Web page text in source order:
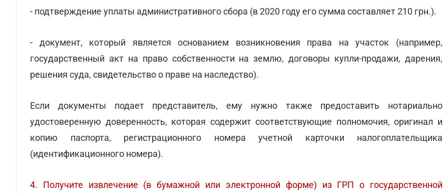
- подтверждение уплаты административного сбора (в 2020 году его сумма составляет 210 грн.).
- документ, который является основанием возникновения права на участок (например,
государственный акт на право собственности на землю, договоры купли-продажи, дарения,
решения суда, свидетельство о праве на наследство).
Если документы подает представитель, ему нужно также предоставить нотариально
удостоверенную доверенность, которая содержит соответствующие полномочия, оригинал и
копию паспорта, регистрационного номера учетной карточки налогоплательщика
(идентификационного номера).
4. Получите извлечение (в бумажной или электронной форме) из ГРП о государственной